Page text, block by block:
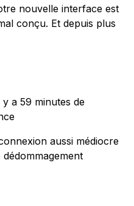
nouvelle interface est
conçu. Et depuis plus
y a 59 minutes de
aussi médiocre